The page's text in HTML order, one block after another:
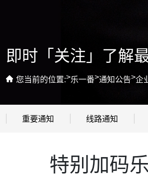
即时「关注」了解
您当前的位置:>乐一番>通知公告>企
重要通知 线路通知
特别加码